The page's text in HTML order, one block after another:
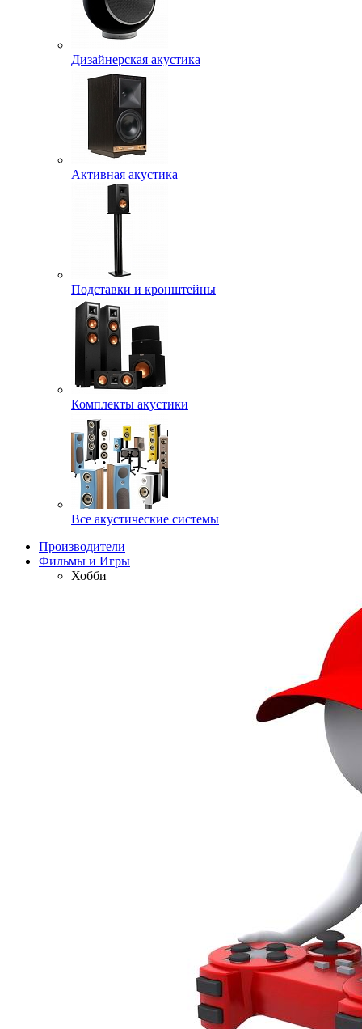
Дизайнерская акустика
Активная акустика
Подставки и кронштейны
Комплекты акустики
Все акустические системы
Производители
Фильмы и Игры
Хобби